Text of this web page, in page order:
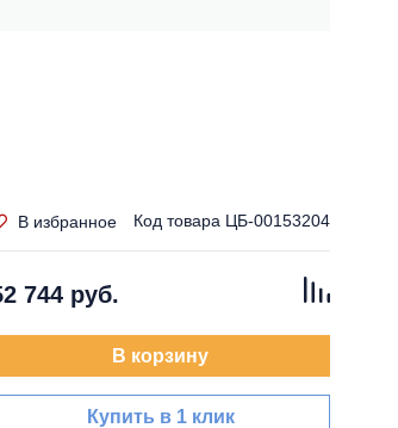
В избранное Код товара ЦБ-00153204
744 руб.
В корзину
Купить в 1 клик